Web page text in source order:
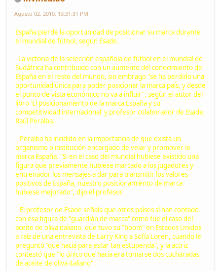
Agosto 02, 2010, 13:31:31 PM
España pierde la oportunidad de posicionar su marca durante
el mundial de fútbol, según Esade.
La victoria de la selección española de fútbol en el mundial de
Sudáfrica ha contribuido con un aumento del conocimiento de
España en el resto del mundo, sin embrago "se ha perdido una
oportunidad única para poder posicionar la marca país, y desde
el punto de vista económico no va a influir", según el autor del
libro 'El posicionamiento de la marca España y su
competitividad internacional' y profesor colaborador de Esade,
Raúl Peralba.
Peralba ha incidido en la importancia de que exista un
organismo o institución encargado de velar y promover la
marca España. "Si en el caso del mundial hubiese existido una
figura que previamente hubiese marcado a los jugadores y
entrenador los mensajes a dar para transmitir los valores
positivos de España, nuestro posicionamiento de marca
hubiese mejorado", dijo el profesor.
El profesor de Esade señala que otros países sí han contado
con esa figura de "guardián de marca" como fue el caso del
aceite de oliva italiano, que tuvo su "boom" en Estados Unidos
a raíz de una entrevista de Larry King a Sofía Loren, cuando le
preguntó "qué hacía para estar tan estupenda", y la actriz
contestó que "lo único que hacía era tomarse dos cucharadas
de aceite de oliva italiano".